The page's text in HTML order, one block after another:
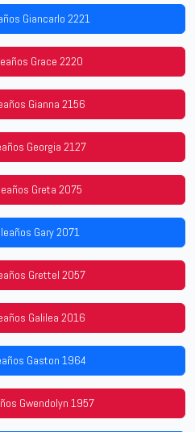
Giancarlo 2221
Grace 2220
Gianna 2156
Georgia 2127
Greta 2075
Gary 2071
Grettel 2057
Galilea 2016
Gaston 1964
Gwendolyn 1957